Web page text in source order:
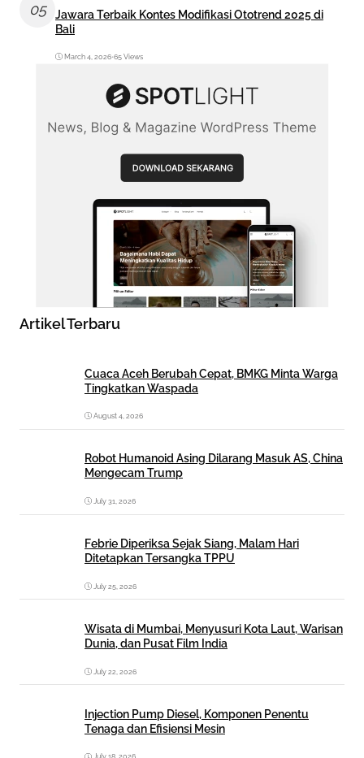
05
Jawara Terbaik Kontes Modifikasi Ototrend 2025 di
Bali
March 4, 2026•65 Views
Artikel Terbaru
Cuaca Aceh Berubah Cepat, BMKG Minta Warga
Tingkatkan Waspada
August 4, 2026
Robot Humanoid Asing Dilarang Masuk AS, China
Mengecam Trump
July 31, 2026
Febrie Diperiksa Sejak Siang, Malam Hari
Ditetapkan Tersangka TPPU
July 25, 2026
Wisata di Mumbai, Menyusuri Kota Laut, Warisan
Dunia, dan Pusat Film India
July 22, 2026
Injection Pump Diesel, Komponen Penentu
Tenaga dan Efisiensi Mesin